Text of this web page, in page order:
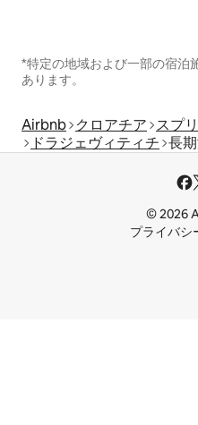
*特定の地域および一部の宿泊
あります。
Airbnb クロアチア スプ
ドラジェヴィティチ 長
© 2026
プライバシ